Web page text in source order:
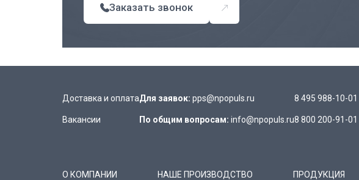
Заказать звонок
Доставка и оплата
Вакансии
Для заявок: pps@npopuls.ru
По общим вопросам: info@npopuls.ru
8 495 988-10-01
8 800 200-91-01
О КОМПАНИИ НАШЕ ПРОИЗВОДСТВО ПРОДУКЦИЯ